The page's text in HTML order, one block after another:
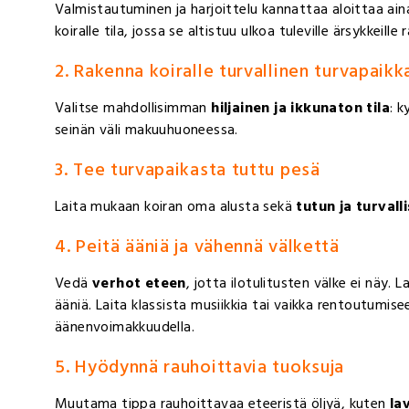
Valmistautuminen ja harjoittelu kannattaa aloittaa
koiralle tila, jossa se altistuu ulkoa tuleville
2. Rakenna koiralle turvallinen
Valitse mahdollisimman hiljainen ja ikkunaton tila:
seinän väli makuuhuoneessa.
3. Tee turvapaikasta tuttu pesä
Laita mukaan koiran oma alusta sekä tutun ja
4. Peitä ääniä ja vähennä välkettä
Vedä verhot eteen, jotta ilotulitusten välke ei näy.
ääniä. Laita klassista musiikkia tai vaikka
äänenvoimakkuudella.
5. Hyödynnä rauhoittavia tuoksuja
Muutama tippa rauhoittavaa eteeristä öljyä, kuten